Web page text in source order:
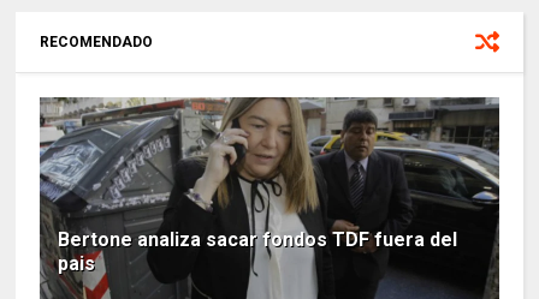
RECOMENDADO
Bertone analiza sacar fondos TDF fuera del
pais